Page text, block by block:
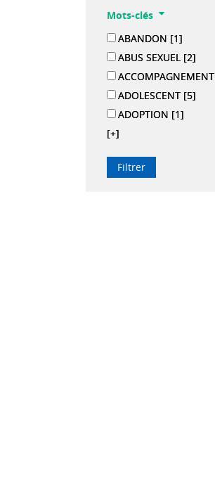
Mots-clés
ABANDON [1]
ABUS SEXUEL [2]
ACCOMPAGNEMENT
ADOLESCENT [5]
ADOPTION [1]
[+]